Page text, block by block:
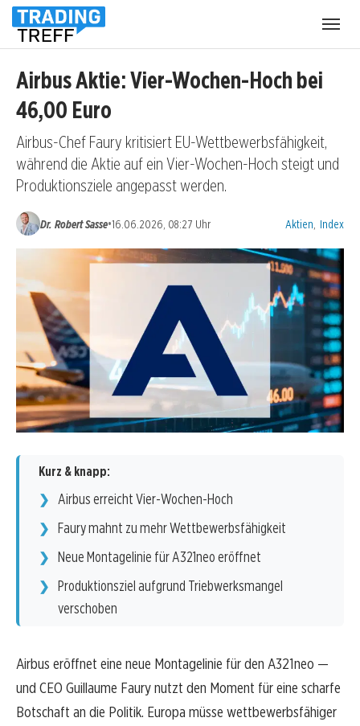
Airbus Aktie: Vier-Wochen-Hoch bei
46,00 Euro
Airbus-Chef Faury kritisiert EU-Wettbewerbsfähigkeit,
während die Aktie auf ein Vier-Wochen-Hoch steigt und
Produktionsziele angepasst werden.
Dr. Robert Sasse•16.06.2026, 08:27 Uhr Kategorien:
Aktien Index
Kurz & knapp:
Airbus erreicht Vier-Wochen-Hoch
Faury mahnt zu mehr Wettbewerbsfähigkeit
Neue Montagelinie für A321neo eröffnet
Produktionsziel aufgrund Triebwerksmangel
verschoben
Airbus eröffnet eine neue Montagelinie für den A321neo —
und CEO Guillaume Faury nutzt den Moment für eine scharfe
Botschaft an die Politik. Europa müsse wettbewerbsfähiger